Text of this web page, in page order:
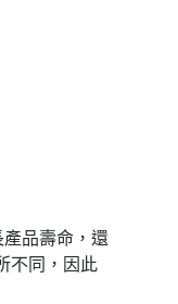
品壽命，還
不同，因此